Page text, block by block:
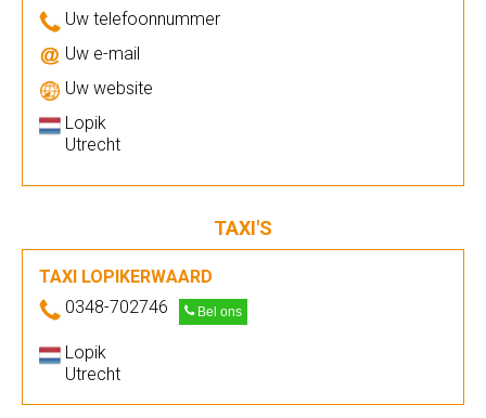
Uw telefoonnummer
Uw e-mail
Uw website
Lopik
Utrecht
TAXI'S
TAXI LOPIKERWAARD
0348-702746
Bel ons
Lopik
Utrecht